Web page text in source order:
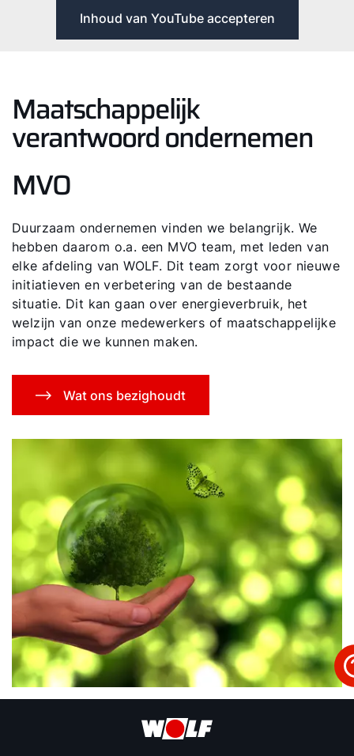
Inhoud van YouTube accepteren
Maatschappelijk
verantwoord ondernemen
MVO
Duurzaam ondernemen vinden we belangrijk. We
hebben daarom o.a. een MVO team, met leden van
elke afdeling van WOLF. Dit team zorgt voor nieuwe
initiatieven en verbetering van de bestaande
situatie. Dit kan gaan over energieverbruik, het
welzijn van onze medewerkers of maatschappelijke
impact die we kunnen maken.
Wat ons bezighoudt